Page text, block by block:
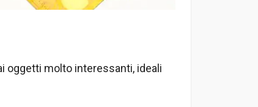
oggetti molto interessanti, ideali